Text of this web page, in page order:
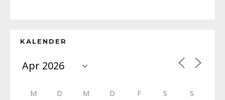
KALENDER
M D M D F S S